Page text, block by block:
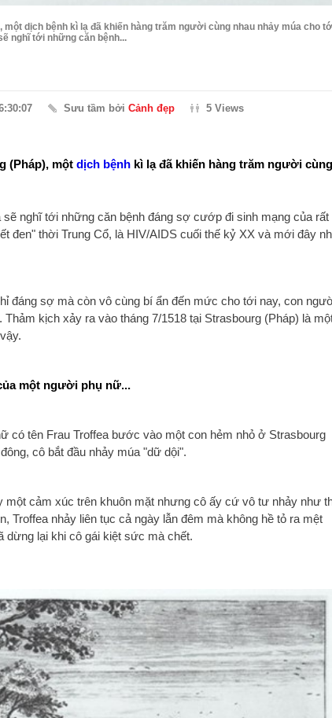
dịch bệnh kì lạ đã khiến hàng trăm người cùng nhau nhảy múa cho
nghĩ tới những căn bệnh...
Sưu tầm bởi Cảnh đẹp 5 Views
(Pháp), một dịch bệnh kì lạ đã khiến hàng trăm người cùng
sẽ nghĩ tới những căn bệnh đáng sợ cướp đi sinh mạng của rất
đen" thời Trung Cổ, là HIV/AIDS cuối thế kỷ XX và mới đây
đáng sợ mà còn vô cùng bí ẩn đến mức cho tới nay, con
kịch xảy ra vào tháng 7/1518 tại Strasbourg (Pháp) là
một người phụ nữ...
có tên Frau Troffea bước vào một con hẻm nhỏ ở Strasbourg
cô bắt đầu nhảy múa "dữ dội".
một cảm xúc trên khuôn mặt nhưng cô ấy cứ vô tư nhảy như
Troffea nhảy liên tục cả ngày lẫn đêm mà không hề tỏ ra mệt
dừng lại khi cô gái kiệt sức mà chết.